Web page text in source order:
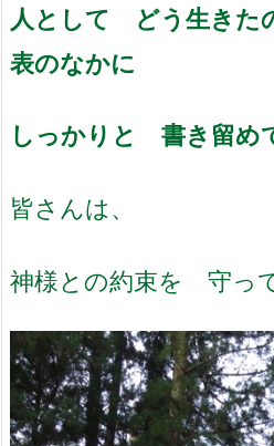
人として どう生きた
表のなかに
しっかりと 書き留め
皆さんは、
神様との約束を 守っ